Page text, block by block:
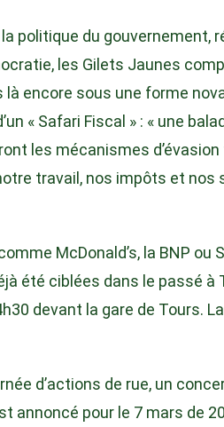
politique du gouvernement,
les Gilets Jaunes
là encore sous une forme
« Safari Fiscal » : « une
les mécanismes
travail, nos impôts et nos
McDonald’s, la BNP ou
été ciblées dans le passé à
devant la gare de Tours.
d’actions de rue, un
annoncé pour le 7 mars de